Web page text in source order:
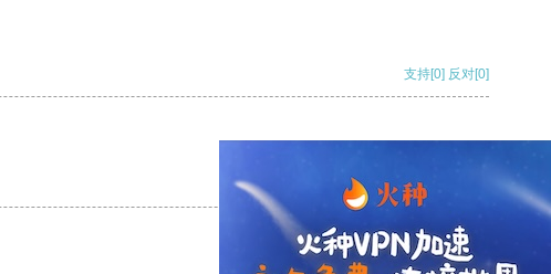
支持[0] 反对[0]
支持